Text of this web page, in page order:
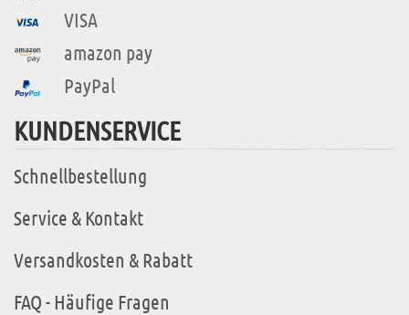
VISA
amazon pay
PayPal
KUNDENSERVICE
Schnellbestellung
Service & Kontakt
Versandkosten & Rabatt
FAQ - Häufige Fragen